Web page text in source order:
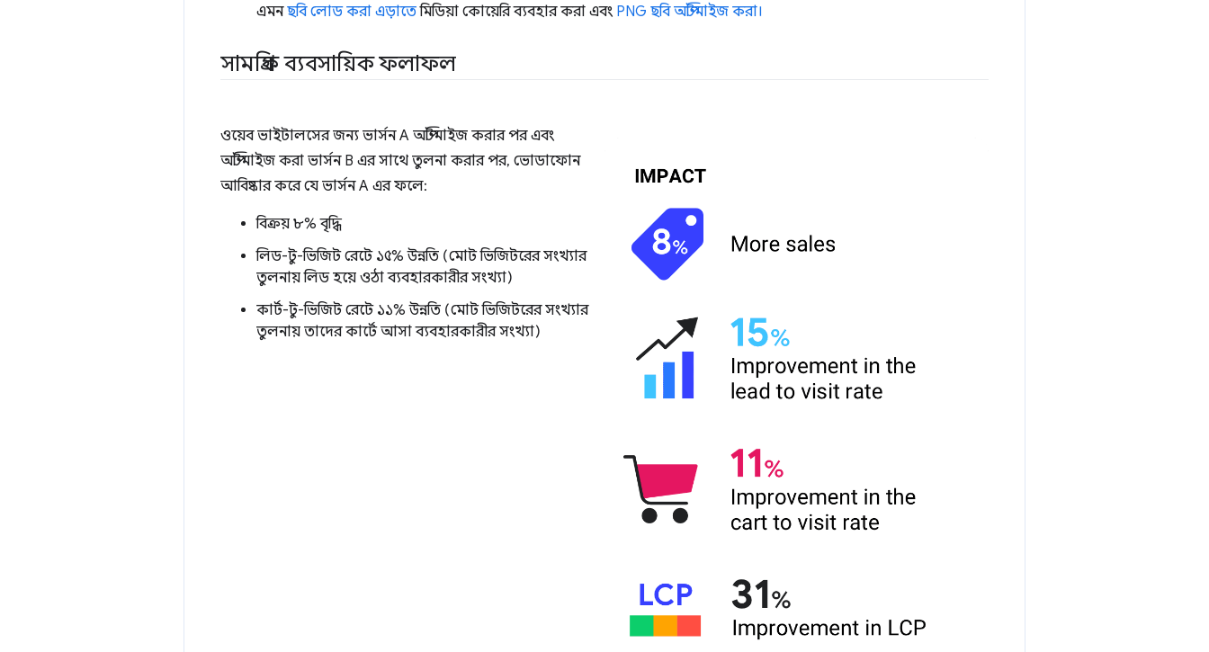
এমনছবি লোড করা এড়াতেমিডিয়া কোয়েরি ব্যবহার করা এবং PNG ছবি অপ্টিমাইজ করা।
সামগ্রিক ব্যবসায়িক ফলাফল
ওয়েব ভাইটালসের জন্য ভার্সন A অপ্টিমাইজ করার পর এবং
অপ্টিমাইজ করা ভার্সন B এর সাথে তুলনা করার পর, ভোডাফোন
আবিষ্কার করে যে ভার্সন A এর ফলে:
বিক্রয় ৮% বৃদ্ধি
লিড-টু-ভিজিট রেটে ১৫% উন্নতি (মোট ভিজিটরের সংখ্যার
তুলনায় লিড হয়ে ওঠা ব্যবহারকারীর সংখ্যা)
কার্ট-টু-ভিজিট রেটে ১১% উন্নতি (মোট ভিজিটরের সংখ্যার
তুলনায় তাদের কার্টে আসা ব্যবহারকারীর সংখ্যা)